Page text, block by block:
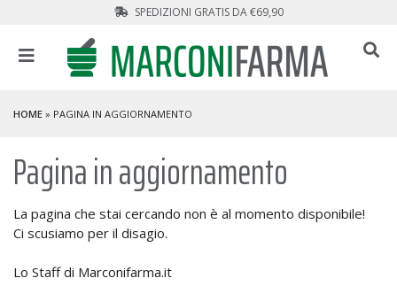
SPEDIZIONI GRATIS DA €69,90
HOME » PAGINA IN AGGIORNAMENTO
Pagina in aggiornamento
La pagina che stai cercando non è al momento disponibile!
Ci scusiamo per il disagio.
Lo Staff di Marconifarma.it